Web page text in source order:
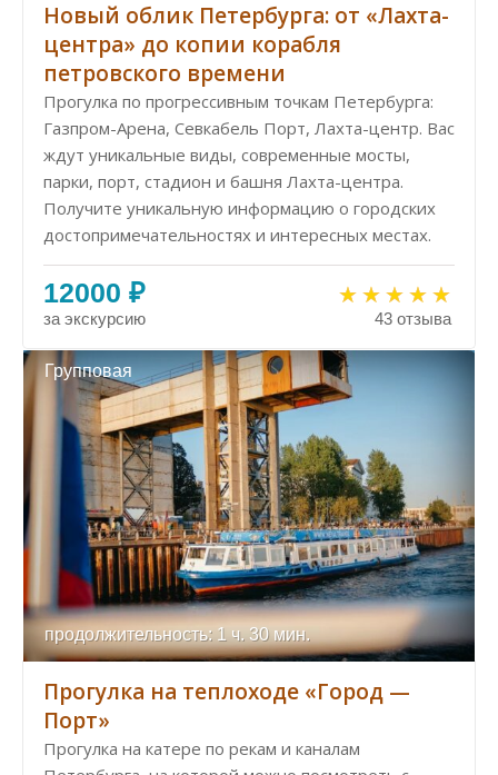
Новый облик Петербурга: от «Лахта-
центра» до копии корабля
петровского времени
Прогулка по прогрессивным точкам Петербурга:
Газпром-Арена, Севкабель Порт, Лахта-центр. Вас
ждут уникальные виды, современные мосты,
парки, порт, стадион и башня Лахта-центра.
Получите уникальную информацию о городских
достопримечательностях и интересных местах.
12000 ₽
за экскурсию 43 отзыва
Групповая
продолжительность: 1 ч. 30 мин.
Прогулка на теплоходе «Город —
Порт»
Прогулка на катере по рекам и каналам